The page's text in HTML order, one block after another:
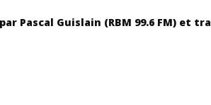
Pascal Guislain (RBM 99.6 FM) et